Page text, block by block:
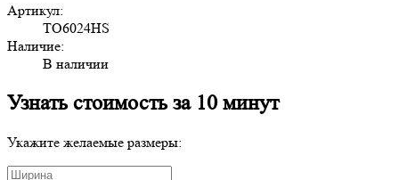
Артикул:
TO6024HS
Наличие:
В наличии
Узнать стоимость за 10 минут
Укажите желаемые размеры: